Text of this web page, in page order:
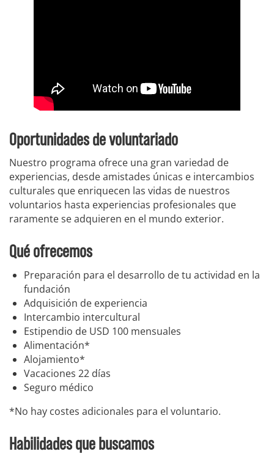
Oportunidades de voluntariado
Nuestro programa ofrece una gran variedad de
experiencias, desde amistades únicas e intercambios
culturales que enriquecen las vidas de nuestros
voluntarios hasta experiencias profesionales que
raramente se adquieren en el mundo exterior.
Qué ofrecemos
Preparación para el desarrollo de tu actividad en la
fundación
Adquisición de experiencia
Intercambio intercultural
Estipendio de USD 100 mensuales
Alimentación*
Alojamiento*
Vacaciones 22 días
Seguro médico
*No hay costes adicionales para el voluntario.
Habilidades que buscamos